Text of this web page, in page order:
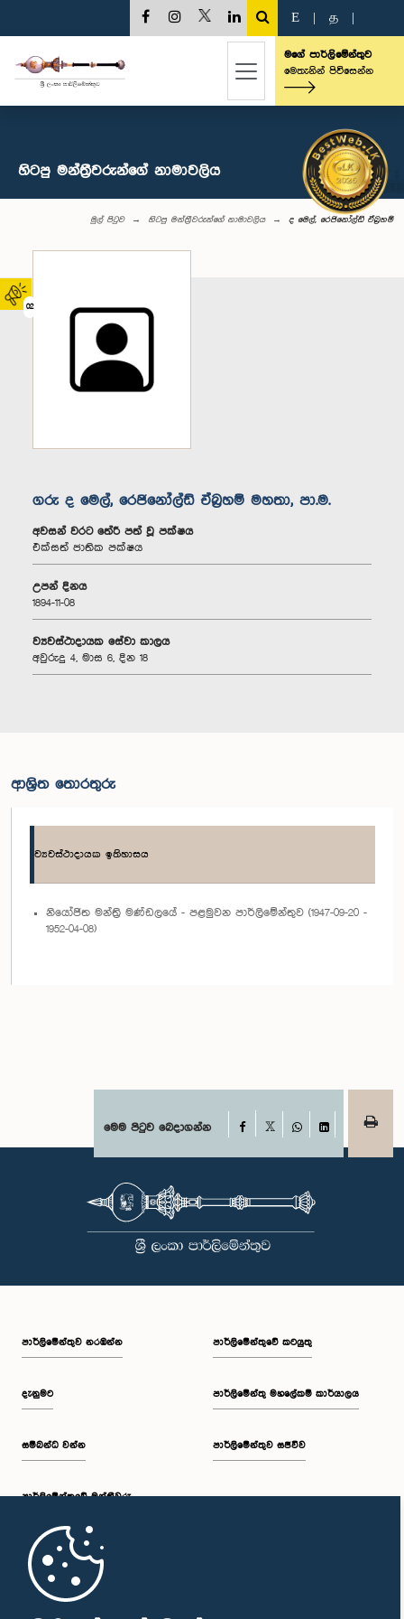
02
E த
මගේ පාර්ලිමේන්තුව
මෙතැනින් පිවිසෙන්න
හිටපු මන්ත්‍රීවරුන්ගේ නාමාවලිය
මුල් පිටුව හිටපු මන්ත්‍රීවරුන්ගේ නාමාවලිය ද මෙල්, රෙජිනෝල්ඩ් ඒබ්‍රහම්
ගරු ද මෙල්, රෙජිනෝල්ඩ් ඒබ්‍රහම් මහතා, පා.ම.
අවසන් වරට තේරී පත් වූ පක්ෂය
එක්සත් ජාතික පක්ෂය
උපන් දිනය
1894-11-08
ව්‍යවස්ථාදායක සේවා කාලය
අවුරුදු 4, මාස 6, දින 18
ආශ්‍රිත තොරතුරු
ව්‍යවස්ථාදායක ඉතිහාසය
නියෝජිත මන්ත්‍රි මණ්ඩලයේ - පළමුවන පාර්ලිමේන්තුව (1947-09-20 -
1952-04-08)
මෙම පිටුව බෙදාගන්න Facebook
WhatsAppLinkedIn
පාර්ලි‌මේන්තුව නරඹන්න
දැනුමට
සම්බන්ධ වන්න
පාර්ලි‌මේන්තුවේ මන්ත්‍රීවරු
මුල් පිටුව
පාර්ලිමේන්තුවේ කටයුතු
පාර්ලිමේන්තු මහලේකම් කාර්යාලය
පාර්ලිමේන්තුව සජීවීව